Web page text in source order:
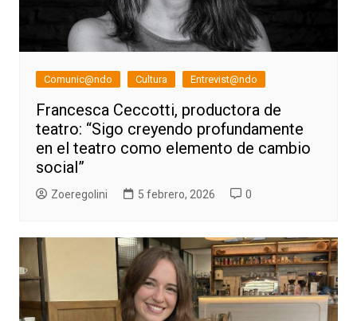
Comunic@ndo Cultura Entrevist@ndo
Francesca Ceccotti, productora de
teatro: “Sigo creyendo profundamente
en el teatro como elemento de cambio
social”
Zoeregolini 5 febrero, 2026 0